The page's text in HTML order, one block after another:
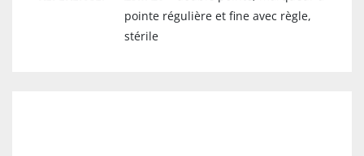
pointe régulière et fine avec règle,
stérile